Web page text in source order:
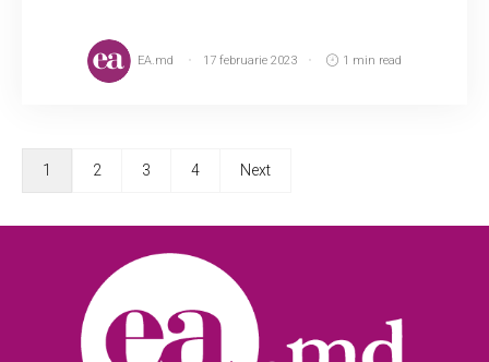
EA.md 17 februarie 2023 1 min read
1 2 3 4 Next